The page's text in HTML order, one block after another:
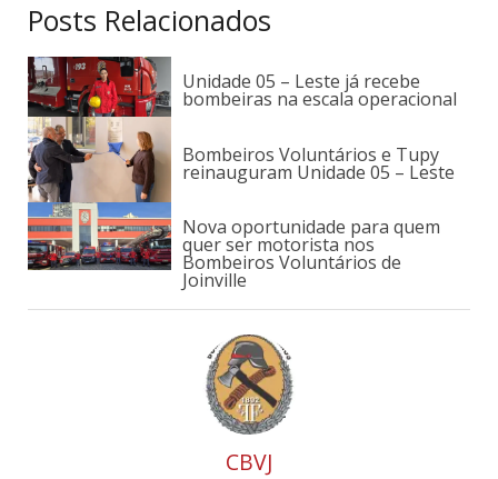
Posts Relacionados
Unidade 05 – Leste já recebe
bombeiras na escala operacional
Bombeiros Voluntários e Tupy
reinauguram Unidade 05 – Leste
Nova oportunidade para quem
quer ser motorista nos
Bombeiros Voluntários de
Joinville
CBVJ